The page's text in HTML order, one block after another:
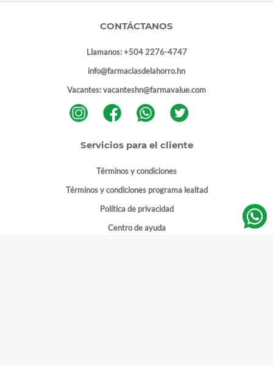
CONTÁCTANOS
Llamanos:+504 2276-4747
info@farmaciasdelahorro.hn
Vacantes:vacanteshn@farmavalue.com
Servicios para el cliente
Términos y condiciones
Términos y condiciones programa lealtad
Política de privacidad
Centro de ayuda